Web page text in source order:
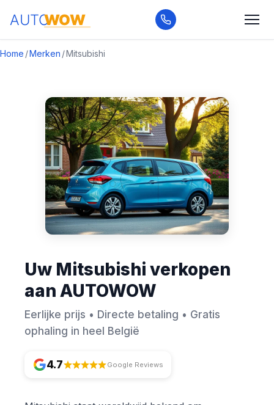
Home /Merken /Mitsubishi
Uw Mitsubishi verkopen
aan AUTOWOW
Eerlijke prijs • Directe betaling • Gratis
ophaling in heel België
4.7 Google Reviews